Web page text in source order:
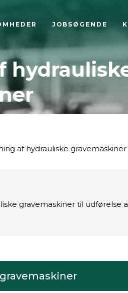
JOBSØGENDE
af hydrauliske gravemaskiner
gravemaskiner til udførelse